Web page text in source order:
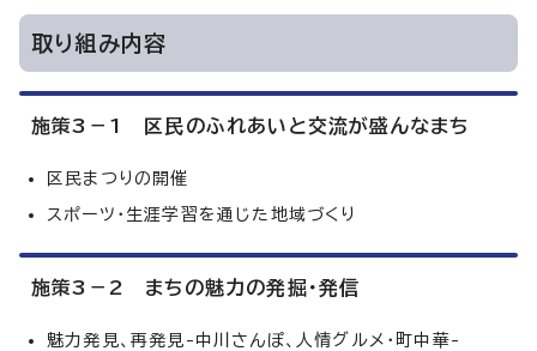
取り組み内容
施策3－1 区民のふれあいと交流が盛んなまち
区民まつりの開催
スポーツ・生涯学習を通じた地域づくり
施策3－2 まちの魅力の発掘・発信
魅力発見、再発見-中川さんぽ、人情グルメ・町中華-